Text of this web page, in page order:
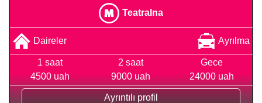
Teatralna
Daireler Ayrılma
1 saat
4500 uah
2 saat
9000 uah
Gece
24000 uah
Ayrıntılı profil